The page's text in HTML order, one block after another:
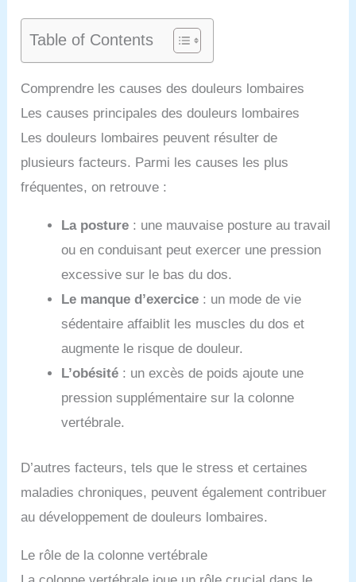
Table of Contents
Comprendre les causes des douleurs lombaires
Les causes principales des douleurs lombaires
Les douleurs lombaires peuvent résulter de
plusieurs facteurs. Parmi les causes les plus
fréquentes, on retrouve :
La posture : une mauvaise posture au travail
ou en conduisant peut exercer une pression
excessive sur le bas du dos.
Le manque d’exercice : un mode de vie
sédentaire affaiblit les muscles du dos et
augmente le risque de douleur.
L’obésité : un excès de poids ajoute une
pression supplémentaire sur la colonne
vertébrale.
D’autres facteurs, tels que le stress et certaines
maladies chroniques, peuvent également contribuer
au développement de douleurs lombaires.
Le rôle de la colonne vertébrale